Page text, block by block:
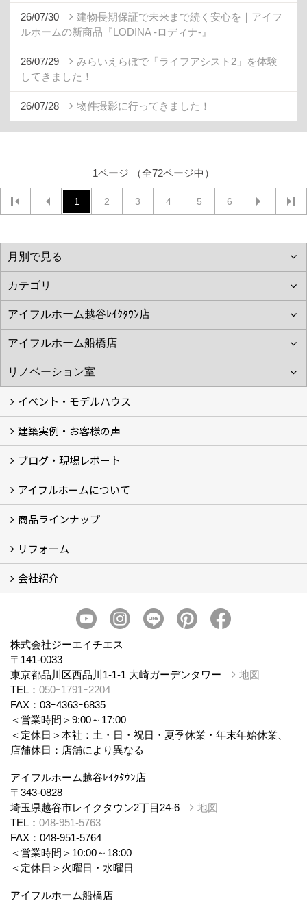
26/07/30
建物長期保証で未来まで続く安心を｜アイフ
ルホームの新商品『LODINA -ロディナ-』
26/07/29
みらいえらぼで「ライフアシスト2」を体験
してきました！
26/07/28 物件撮影に行ってきました！
1ページ （全72ページ中）
1 2 3 4 5 6
イベント・モデルハウス
イベント
モデルハウス見学
建築実例・お客様の声
建築実例
お客様の声
ブログ・現場レポート
ブログ
現場レポート
アイフルホームについて
アイフルホームについて (5)
商品ラインナップ
商品ラインナップ
リフォーム
まるごと断熱リフォーム
イベント情報
施工事例
会社紹介
スタッフ紹介
個人情報保護方針
株式会社ジーエイチエス
〒141-0033
東京都品川区西品川1-1-1 大崎ガーデンタワー
地図
TEL： 050ｰ1791ｰ2204
FAX：03ｰ4363ｰ6835
＜営業時間＞9:00～17:00
＜定休日＞本社：土・日・祝日・夏季休業・年末年始休業、
店舗休日：店舗により異なる
アイフルホーム越谷ﾚｲｸﾀｳﾝ店
〒343-0828
埼玉県越谷市レイクタウン2丁目24-6
地図
TEL： 048-951-5763
FAX：048-951-5764
＜営業時間＞10:00～18:00
＜定休日＞火曜日・水曜日
アイフルホーム船橋店